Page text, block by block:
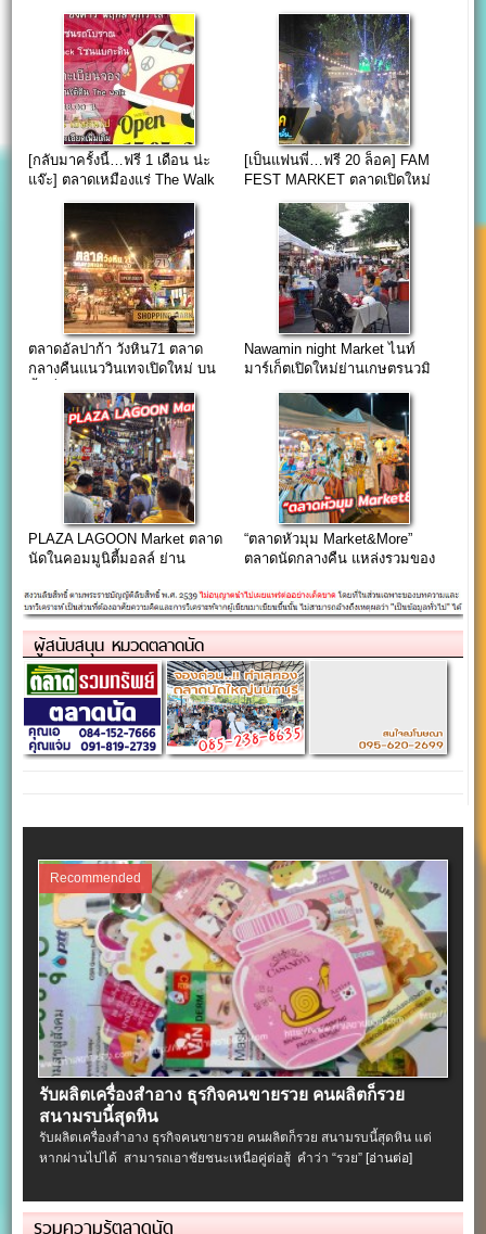
[กลับมาครั้งนี้…ฟรี 1 เดือน น่ะ
แจ๊ะ] ตลาดเหมืองแร่ The Walk
[เป็นแฟนพี่…ฟรี 20 ล็อค] FAM
FEST MARKET ตลาดเปิดใหม่
ตลาดอัลปาก้า วังหิน71 ตลาด
กลางคืนแนววินเทจเปิดใหม่ บน
Nawamin night Market ไนท์
มาร์เก็ตเปิดใหม่ย่านเกษตรนวมิ
PLAZA LAGOON Market ตลาด
นัดในคอมมูนิตี้มอลล์ ย่าน
“ตลาดหัวมุม Market&More”
ตลาดนัดกลางคืน แหล่งรวมของ
เกษตร-นวมินทร์
ผู้สนับสนุน หมวดตลาดนัด
Recommended
รับผลิตเครื่องสําอาง ธุรกิจคนขายรวย คนผลิตก็รวย
สนามรบนี้สุดหิน
รับผลิตเครื่องสําอาง ธุรกิจคนขายรวย คนผลิตก็รวย สนามรบนี้สุดหิน แต่
หากผ่านไปได้ สามารถเอาชัยชนะเหนือคู่ต่อสู้ คำว่า “รวย” [อ่านต่อ]
รวมความรู้ตลาดนัด